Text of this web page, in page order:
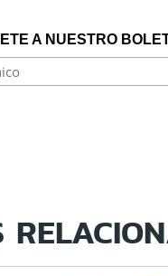
A NUESTRO